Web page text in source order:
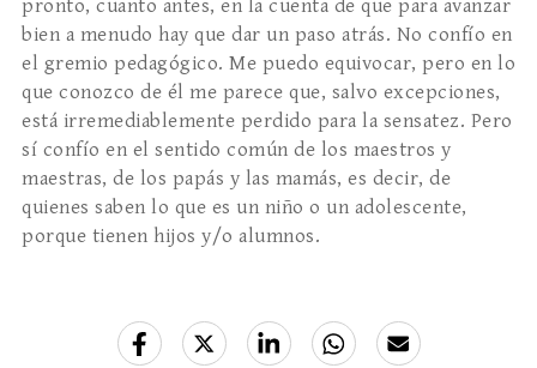
pronto, cuanto antes, en la cuenta de que para avanzar
bien a menudo hay que dar un paso atrás. No confío en
el gremio pedagógico. Me puedo equivocar, pero en lo
que conozco de él me parece que, salvo excepciones,
está irremediablemente perdido para la sensatez. Pero
sí confío en el sentido común de los maestros y
maestras, de los papás y las mamás, es decir, de
quienes saben lo que es un niño o un adolescente,
porque tienen hijos y/o alumnos.